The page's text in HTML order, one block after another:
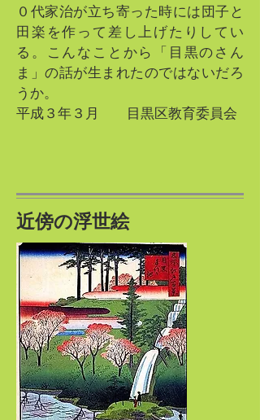
０代家治が立ち寄った時には団子と
田楽を作って差し上げたりしてい
る。こんなことから「目黒のさん
ま」の話が生まれたのではないだろ
うか。
平成３年３月 目黒区教育委員会
近傍の浮世絵